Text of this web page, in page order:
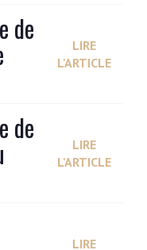
de
LIRE
L'ARTICLE
de
LIRE
L'ARTICLE
LIRE